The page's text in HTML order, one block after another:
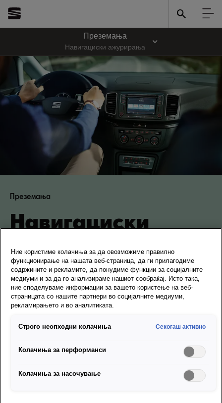
Преземања
Навигациски ажурирања
Преземања
Навигациски
Ажурирања
Овде ќе дознаете како можете да го внесете материјалот со
мапи за Вашиот навигациски систем.
Ние користиме колачиња за да овозможиме правилно
функционирање на нашата веб-страница, да ги прилагодиме
содржините и рекламите, да понудиме функции за социјалните
медиуми и за да го анализираме нашиот сообраќај. Исто така,
ние споделуваме информации за вашето користење на веб-
страницата со нашите партнери во социјалните медиуми,
рекламирањето и во аналитиката.
Строго неопходни колачиња Секогаш активно
Колачиња за перформанси
Колачиња за насочување